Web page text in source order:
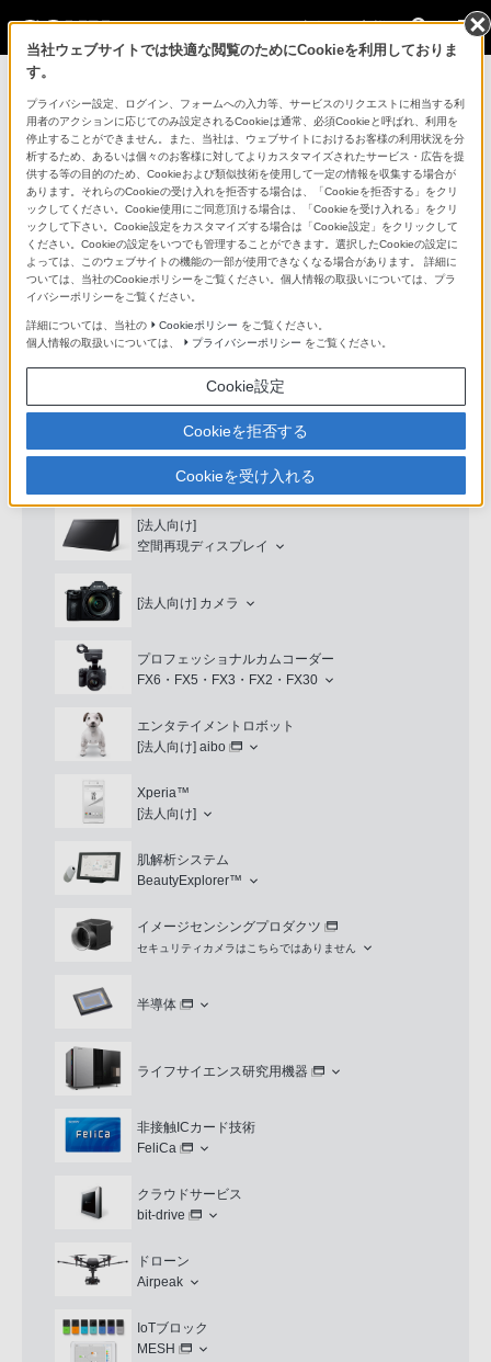
法人のお客様
コンスーマー製品に関するお問い合わせ
製品に関する重要なお知らせ
プロフェッショナル／業務用製品に関
するサポート・お問い合わせ
専用窓口のある業務用商品に関するお問い合わせ
以下の製品・サービスは専用窓口がございます。対象の
アイコンをクリックしてリンク先の窓口よりお問い合わ
業務用ディスプレイ・テレビ
[法人向け]ブラビア
[法人向け]
空間再現ディスプレイ
[法人向け] カメラ
プロフェッショナルカムコーダー
FX6・FX5・FX3・FX2・FX30
エンタテイメントロボット
[法人向け] aibo
Xperia™
[法人向け]
肌解析システム
BeautyExplorer™
イメージセンシングプロダクツ
セキュリティカメラはこちらではありません
半導体
ライフサイエンス研究用機器
非接触ICカード技術
FeliCa
クラウドサービス
bit-drive
ドローン
Airpeak
IoTブロック
MESH
当社ウェブサイトでは快適な閲覧のためにCookieを利用しておりま
す。
プライバシー設定、ログイン、フォームへの入力等、サービスのリクエストに相当する利
用者のアクションに応じてのみ設定されるCookieは通常、必須Cookieと呼ばれ、利用を
停止することができません。また、当社は、ウェブサイトにおけるお客様の利用状況を分
析するため、あるいは個々のお客様に対してよりカスタマイズされたサービス・広告を提
供する等の目的のため、Cookieおよび類似技術を使用して一定の情報を収集する場合が
あります。それらのCookieの受け入れを拒否する場合は、「Cookieを拒否する」をクリ
ックしてください。Cookie使用にご同意頂ける場合は、「Cookieを受け入れる」をクリ
ックして下さい。Cookie設定をカスタマイズする場合は「Cookie設定」をクリックして
ください。Cookieの設定をいつでも管理することができます。選択したCookieの設定に
よっては、このウェブサイトの機能の一部が使用できなくなる場合があります。 詳細に
ついては、当社のCookieポリシーをご覧ください。個人情報の取扱いについては、プラ
イバシーポリシーをご覧ください。
詳細については、当社の Cookieポリシー をご覧ください。
個人情報の取扱いについては、
プライバシーポリシー をご覧ください。
Cookie設定
Cookieを拒否する
Cookieを受け入れる